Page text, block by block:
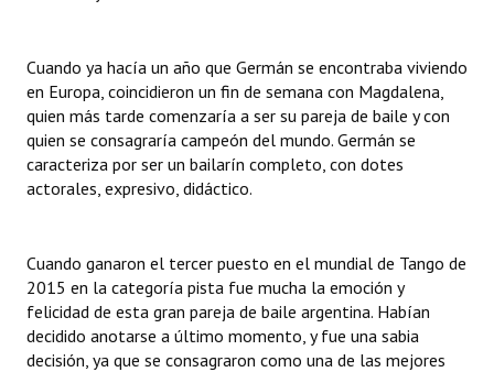
Cuando ya hacía un año que Germán se encontraba viviendo
en Europa, coincidieron un fin de semana con Magdalena,
quien más tarde comenzaría a ser su pareja de baile y con
quien se consagraría campeón del mundo. Germán se
caracteriza por ser un bailarín completo, con dotes
actorales, expresivo, didáctico.
Cuando ganaron el tercer puesto en el mundial de Tango de
2015 en la categoría pista fue mucha la emoción y
felicidad de esta gran pareja de baile argentina. Habían
decidido anotarse a último momento, y fue una sabia
decisión, ya que se consagraron como una de las mejores